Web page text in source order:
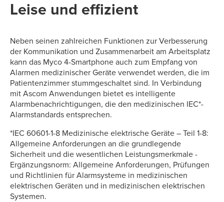
Leise und effizient
Neben seinen zahlreichen Funktionen zur Verbesserung
der Kommunikation und Zusammenarbeit am Arbeitsplatz
kann das Myco 4-Smartphone auch zum Empfang von
Alarmen medizinischer Geräte verwendet werden, die im
Patientenzimmer stummgeschaltet sind. In Verbindung
mit Ascom Anwendungen bietet es intelligente
Alarmbenachrichtigungen, die den medizinischen IEC*-
Alarmstandards entsprechen.
*IEC 60601-1-8 Medizinische elektrische Geräte – Teil 1-8:
Allgemeine Anforderungen an die grundlegende
Sicherheit und die wesentlichen Leistungsmerkmale -
Ergänzungsnorm: Allgemeine Anforderungen, Prüfungen
und Richtlinien für Alarmsysteme in medizinischen
elektrischen Geräten und in medizinischen elektrischen
Systemen.